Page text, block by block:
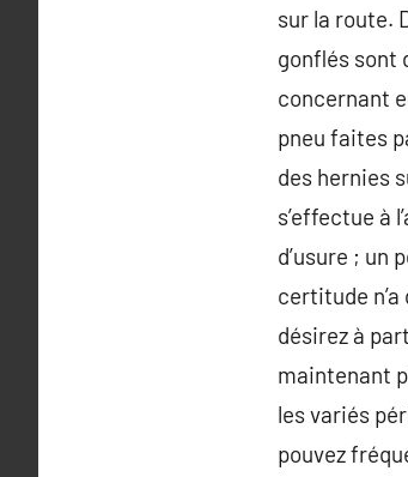
sur la route.
gonflés sont
concernant
pneu faites
des hernies
s’effectue à
d’usure ; un
certitude
désirez à
maintenant
les variés
pouvez